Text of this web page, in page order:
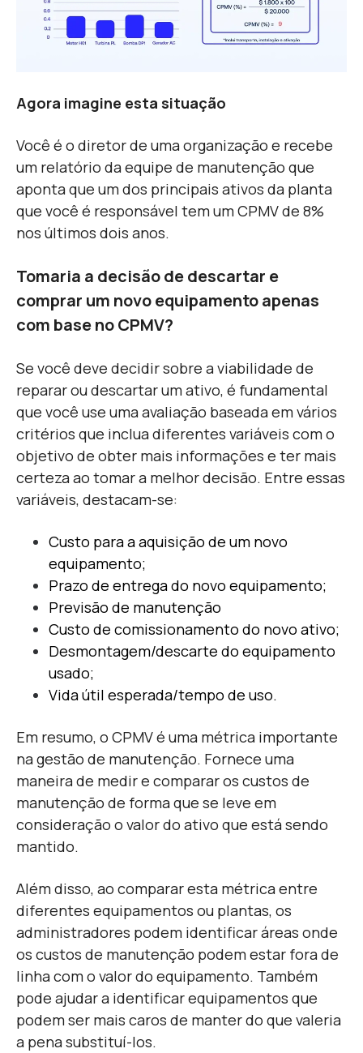
Agora imagine esta situação
Você é o diretor de uma organização e recebe
um relatório da equipe de manutenção que
aponta que um dos principais ativos da planta
que você é responsável tem um CPMV de 8%
nos últimos dois anos.
Tomaria a decisão de descartar e
comprar um novo equipamento apenas
com base no CPMV?
Se você deve decidir sobre a viabilidade de
reparar ou descartar um ativo, é fundamental
que você use uma avaliação baseada em vários
critérios que inclua diferentes variáveis com o
objetivo de obter mais informações e ter mais
certeza ao tomar a melhor decisão. Entre essas
variáveis, destacam-se:
Custo para a aquisição de um novo
equipamento;
Prazo de entrega do novo equipamento;
Previsão de manutenção
Custo de comissionamento do novo ativo;
Desmontagem/descarte do equipamento
usado;
Vida útil esperada/tempo de uso.
Em resumo, o CPMV é uma métrica importante
na gestão de manutenção. Fornece uma
maneira de medir e comparar os custos de
manutenção de forma que se leve em
consideração o valor do ativo que está sendo
mantido.
Além disso, ao comparar esta métrica entre
diferentes equipamentos ou plantas, os
administradores podem identificar áreas onde
os custos de manutenção podem estar fora de
linha com o valor do equipamento. Também
pode ajudar a identificar equipamentos que
podem ser mais caros de manter do que valeria
a pena substituí-los.